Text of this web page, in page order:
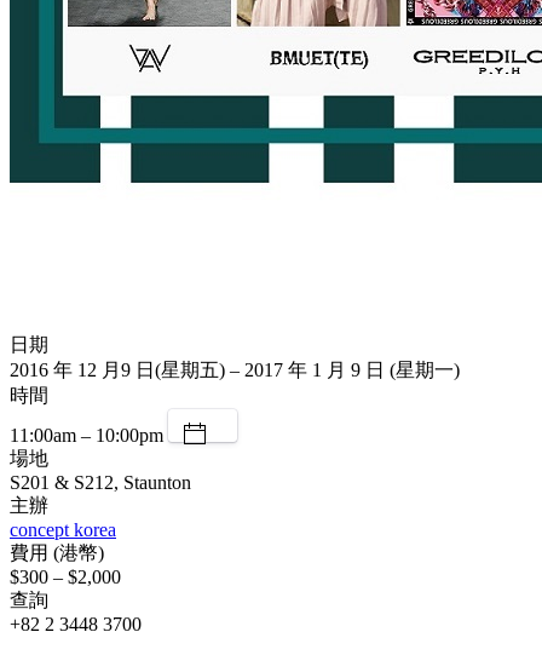
日期
2016 年 12 月9 日(星期五) – 2017 年 1 月 9 日 (星期一)
時間
11:00am – 10:00pm
場地
S201 & S212, Staunton
主辦
concept korea
費用 (港幣)
$300 – $2,000
查詢
+82 2 3448 3700